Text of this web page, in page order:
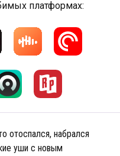
платформах:
отоспался, набрался
уши с новым